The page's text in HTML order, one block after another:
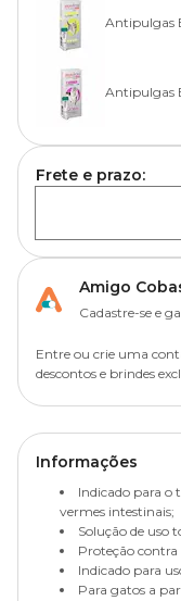
Antipulgas
Antipulgas
Frete e prazo:
Amigo
Cadastre-se e
Entre ou crie uma
descontos e brindes
Informações
Indicado para o
vermes intestinais;
Solução de uso
Proteção contra
Indicado para
Para gatos a